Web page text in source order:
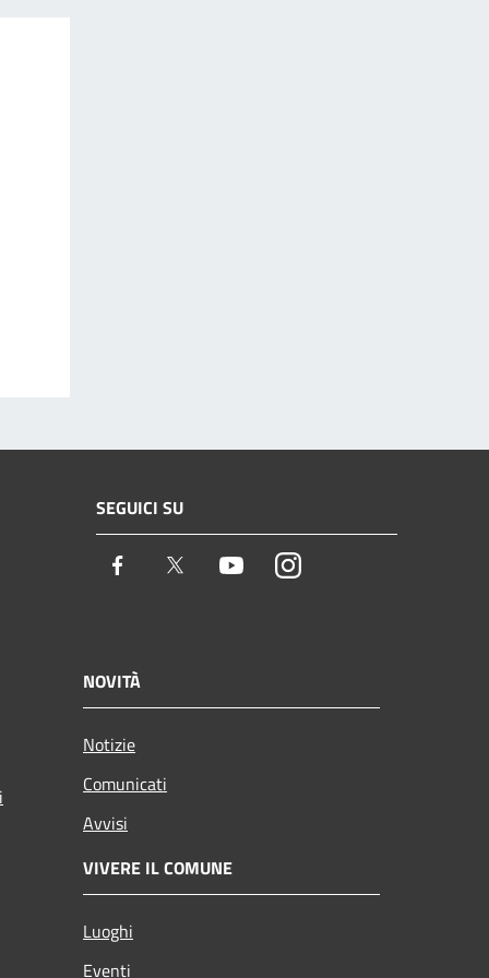
SEGUICI SU
Facebook Twitter YoutubeInstagram
NOVITÀ
Notizie
Comunicati
Avvisi
VIVERE IL COMUNE
Luoghi
Eventi